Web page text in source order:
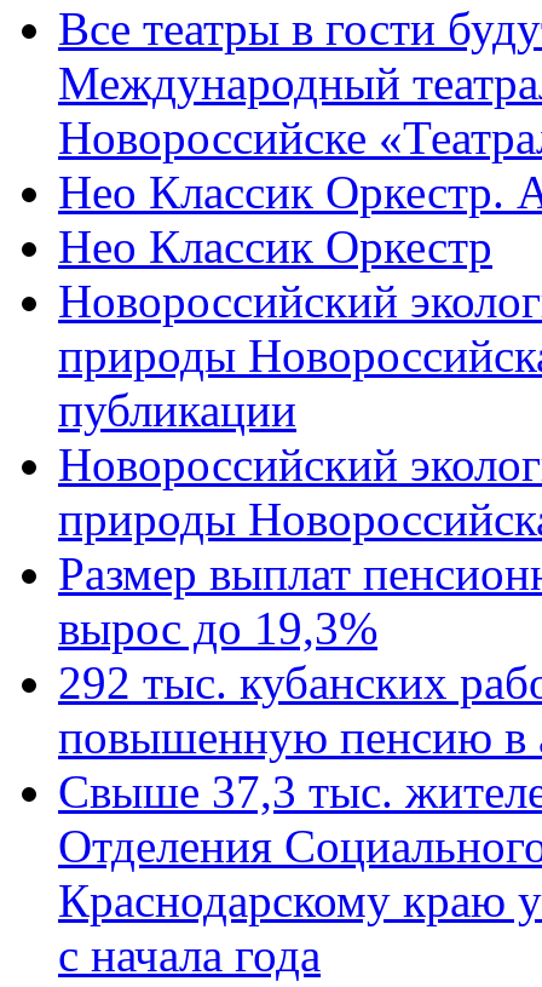
Все театры в гости
Международный
Новороссийске
Нео Классик Оркестр.
Нео Классик Оркестр
Новороссийский
природы
публикации
Новороссийский
природы
Размер выплат
вырос до 19,3%
292 тыс. кубанских
повышенную пенсию в
Свыше 37,3 тыс.
Отделения
Краснодарскому краю
с начала года